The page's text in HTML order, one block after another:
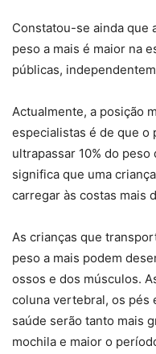
Constatou-se ainda que
peso a mais é maior na
públicas,
Actualmente, a posição
especialistas é de que o
ultrapassar 10% do
significa que uma
carregar às costas mais
As crianças que
peso a mais podem
ossos e dos músculos.
coluna vertebral, os pés
saúde serão tanto mais
mochila e maior o